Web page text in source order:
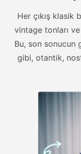
Her çıkış klasik
vintage tonları
Bu, son sonucun
gibi, otantik,